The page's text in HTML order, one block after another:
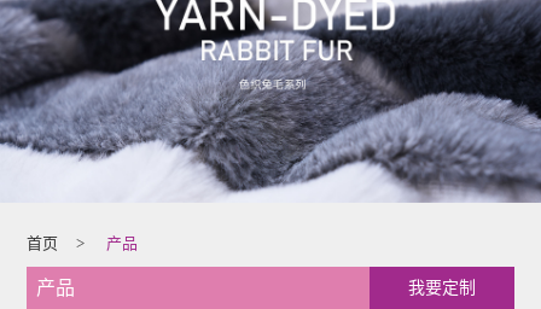
首页 > 产品
我要定制
产品